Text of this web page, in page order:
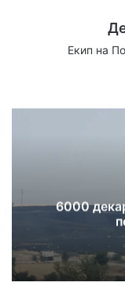
Екип на
6000